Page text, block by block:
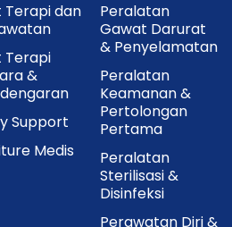
Terapi dan
Terapi
&
Support
Medis
Peralatan
Gawat Darurat
& Penyelamatan
Peralatan
Keamanan &
Pertolongan
Pertama
Peralatan
Sterilisasi &
Disinfeksi
Perawatan Diri &